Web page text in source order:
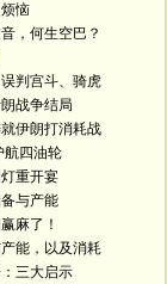
恼
，何生空巴？
判宫斗、骑虎
战争结局
伊朗打消耗战
航四油轮
重开宴
与产能
麻了！
能，以及消耗
三大启示